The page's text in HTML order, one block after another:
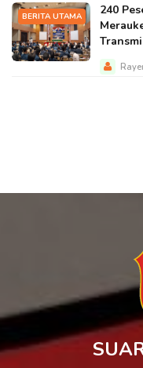
BERITA UTAMA
240